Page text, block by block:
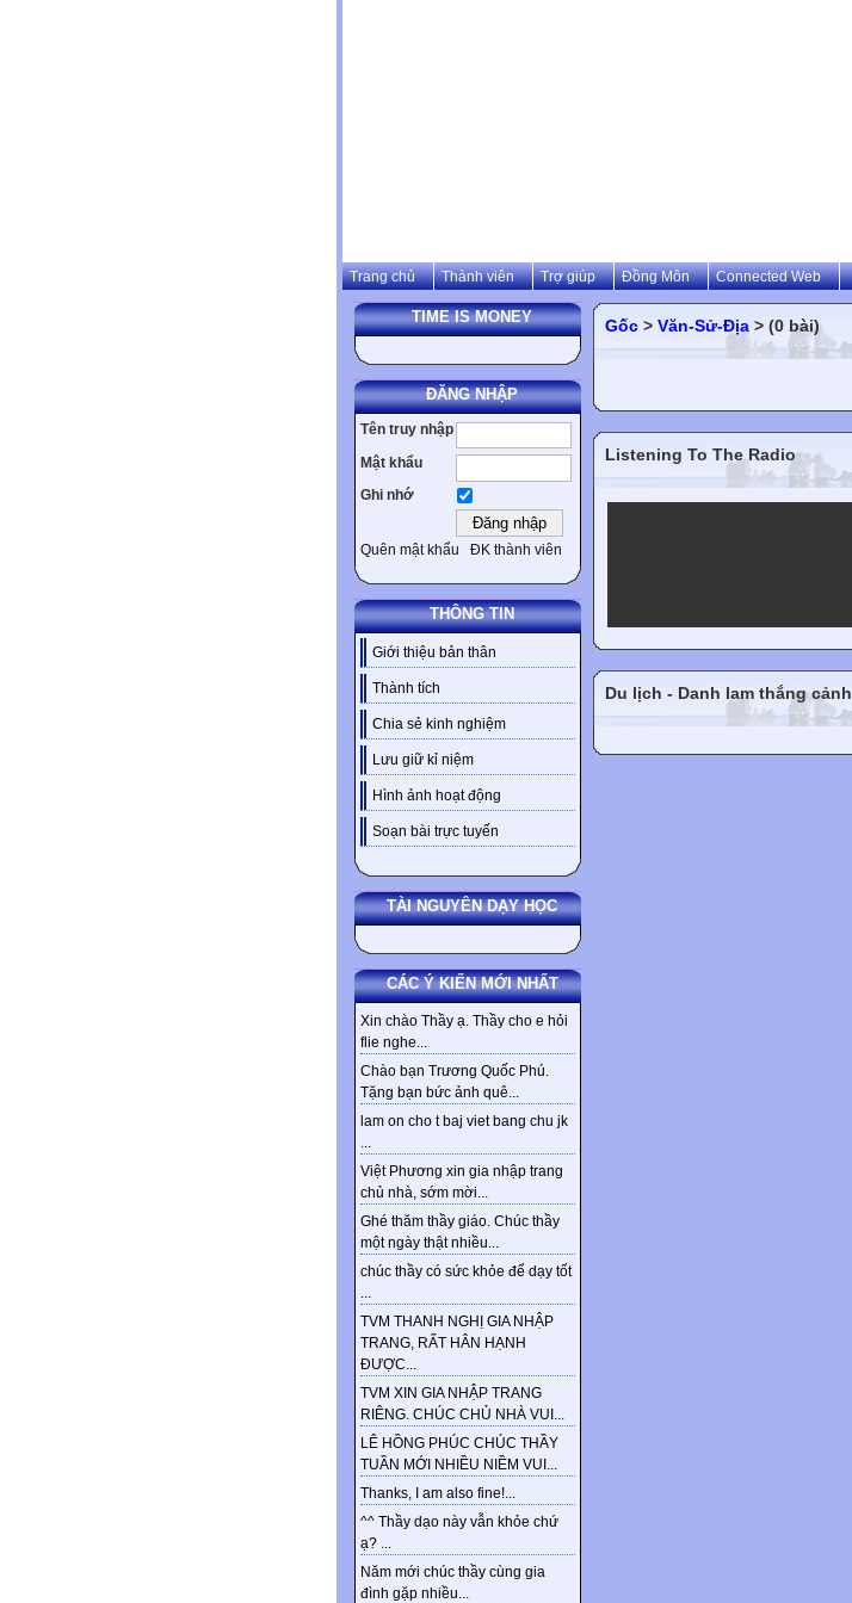
Trang chủ Thành viên Trợ giúp Đồng Môn Connected Web
TIME IS MONEY
ĐĂNG NHẬP
Tên truy nhập
Mật khẩu
Ghi nhớ
Quên mật khẩu ĐK thành viên
THÔNG TIN
Giới thiệu bản thân
Thành tích
Chia sẻ kinh nghiệm
Lưu giữ kỉ niệm
Hình ảnh hoạt động
Soạn bài trực tuyến
TÀI NGUYÊN DẠY HỌC
CÁC Ý KIẾN MỚI NHẤT
Xin chào Thầy ạ. Thầy cho e hỏi
flie nghe...
Chào bạn Trương Quốc Phú.
Tặng bạn bức ảnh quê...
lam on cho t baj viet bang chu jk
...
Việt Phương xin gia nhập trang
chủ nhà, sớm mời...
Ghé thăm thầy giáo. Chúc thầy
một ngày thật nhiều...
chúc thầy có sức khỏe để dạy tốt
...
TVM THANH NGHỊ GIA NHẬP
TRANG, RẤT HÂN HẠNH
ĐƯỢC...
TVM XIN GIA NHẬP TRANG
RIÊNG. CHÚC CHỦ NHÀ VUI...
LÊ HỒNG PHÚC CHÚC THẦY
TUẦN MỚI NHIỀU NIỀM VUI...
Thanks, I am also fine!...
^^ Thầy dạo này vẫn khỏe chứ
ạ? ...
Năm mới chúc thầy cùng gia
đình gặp nhiều...
Gốc > Văn-Sử-Địa > (0 bài)
Listening To The Radio
Du lịch - Danh lam thắng cảnh